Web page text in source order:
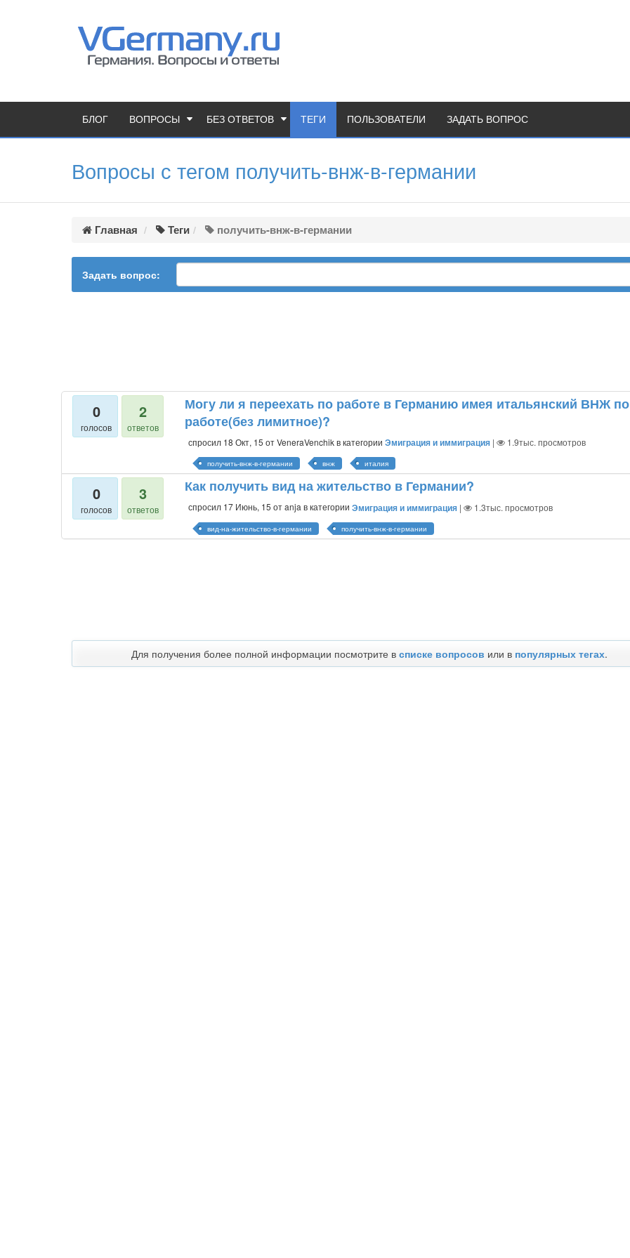
БЛОГ ВОПРОСЫ БЕЗ ОТВЕТОВ ТЕГИ ПОЛЬЗОВАТЕЛИ ЗАДАТЬ ВОПРОС
Вопросы с тегом получить-внж-в-германии
Главная Теги получить-внж-в-германии
Задать вопрос:
0
голосов
2
ответов
Могу ли я переехать по работе в Германию имея итальянский ВНЖ по
работе(без лимитное)?
спросил 18 Окт, 15 отVeneraVenchikв категорииЭмиграция и иммиграция | 1.9тыс. просмотров
получить-внж-в-германии внж италия
0
голосов
3
ответов
Как получить вид на жительство в Германии?
спросил 17 Июнь, 15 отanjaв категорииЭмиграция и иммиграция | 1.3тыс. просмотров
вид-на-жительство-в-германии получить-внж-в-германии
Для получения более полной информации посмотрите в списке вопросов или в популярных тегах.